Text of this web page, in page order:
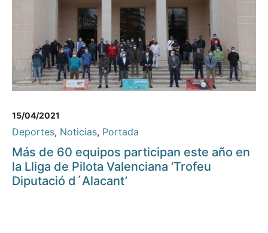
15/04/2021
Deportes, Noticias, Portada
Más de 60 equipos participan este año en
la Lliga de Pilota Valenciana ‘Trofeu
Diputació d´Alacant’